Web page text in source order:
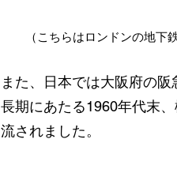
（こちらはロンドンの地下
また、日本では大阪府の
長期にあたる1960年代末
流されました。